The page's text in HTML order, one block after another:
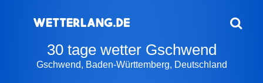
30 tage wetter Gschwend
Gschwend, Baden-Württemberg, Deutschland